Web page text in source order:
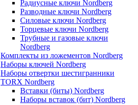
Радиусные ключи Nordberg
Разводные ключи Nordberg
Силовые ключи Nordberg
Торцевые ключи Nordberg
Трубные и газовые ключи
Nordberg
Комплекты из ложементов Nordberg
Наборы ключей Nordberg
Наборы отвертки шестигранники
TORX Nordberg
Вставки (биты) Nordberg
Наборы вставок (бит) Nordberg